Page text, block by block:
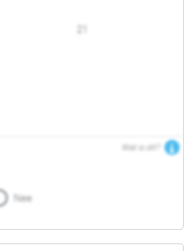
Wat is dit?
Nee